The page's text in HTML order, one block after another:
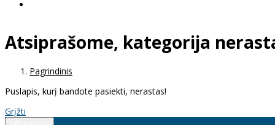
Atsiprašome, kategorija
Pagrindinis
Puslapis, kurį bandote pasiekti, nerastas!
Grįžti